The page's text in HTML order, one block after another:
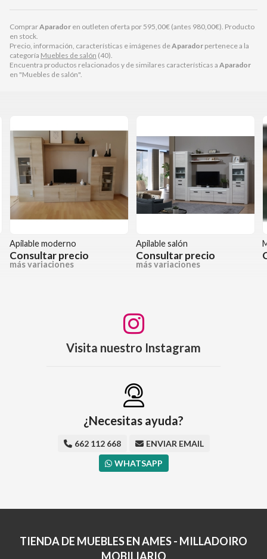
ComprarAparador en outleten oferta por 595,00€ (antes 980,00€). Producto
en stock.
Precio, información, características e imágenes deAparador pertenece a la
categoría Muebles de salón (40).
Encuentra productos relacionados y de similares características a Aparador
en "Muebles de salón".
Apilable moderno
Consultar precio
más variaciones
Apilable salón
Consultar precio
más variaciones
Visita nuestro Instagram
¿Necesitas ayuda?
662 112 668
ENVIAR EMAIL
WHATSAPP
TIENDA DE MUEBLES EN AMES - MILLADOIRO
MOBILIARIO